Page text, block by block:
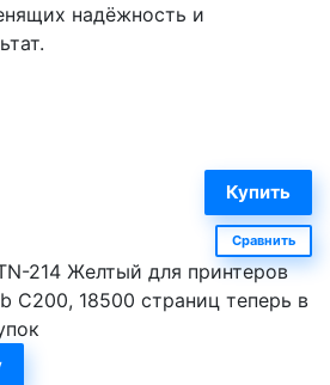
надёжность и
Сравнить
214 Желтый для принтеров
C200, 18500 страниц теперь в